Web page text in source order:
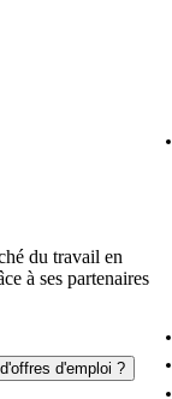
du travail en
à ses partenaires
d'emploi ?